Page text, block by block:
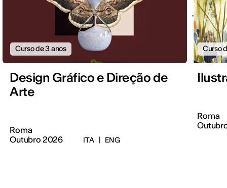
Curso de 3 anos
Design Gráfico e Direção de
Arte
Roma
Outubro 2026
ITA | ENG
Curso
Roma